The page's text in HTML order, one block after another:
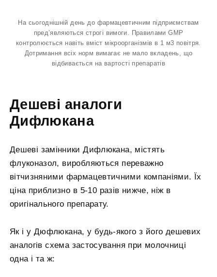
На сьогоднішній день до фармацевтичним підприємствам
пред’являються строгі вимоги. Правилами GMP
контролюється навіть вміст мікроорганізмів в 1 м3 повітря.
Дотримання всіх норм вимагає не мало вкладень, що
відбивається на вартості препаратів
Дешеві аналоги
Дифлюкана
Дешеві замінники Дифлюкана, містять
флуконазол, виробляються переважно
вітчизняними фармацевтичними компаніями. Їх
ціна приблизно в 5-10 разів нижче, ніж в
оригінального препарату.
Як і у Дюфлюкана, у будь-якого з його дешевих
аналогів схема застосування при молочниці
одна і та ж: